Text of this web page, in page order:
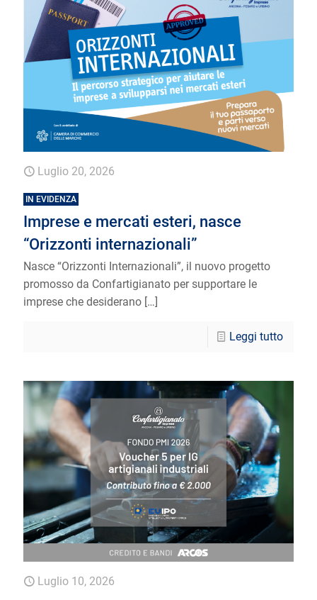
Luglio 20, 2026
IN EVIDENZA
Imprese e mercati esteri, nasce
“Orizzonti internazionali”
Nasce “Orizzonti Internazionali”, il nuovo progetto
promosso da Confartigianato per supportare le
imprese che desiderano […]
Leggi tutto
Luglio 10, 2026